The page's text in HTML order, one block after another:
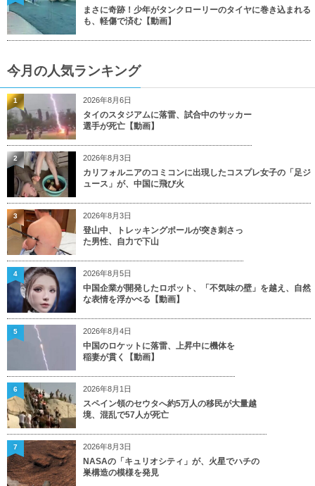
まさに奇跡！少年がタンクローリーのタイヤに巻き込まれる
も、軽傷で済む【動画】
今月の人気ランキング
2026年8月6日
タイのスタジアムに落雷、試合中のサッカー
選手が死亡【動画】
1
2026年8月3日
カリフォルニアのコミコンに出現したコスプレ女子の「足ジ
ュース」が、中国に飛び火
2
2026年8月3日
登山中、トレッキングポールが突き刺さっ
た男性、自力で下山
3
2026年8月5日
中国企業が開発したロボット、「不気味の壁」を越え、自然
な表情を浮かべる【動画】
4
2026年8月4日
中国のロケットに落雷、上昇中に機体を
稲妻が貫く【動画】
5
2026年8月1日
スペイン領のセウタへ約5万人の移民が大量越
境、混乱で57人が死亡
6
2026年8月3日
NASAの「キュリオシティ」が、火星でハチの
巣構造の模様を発見
7